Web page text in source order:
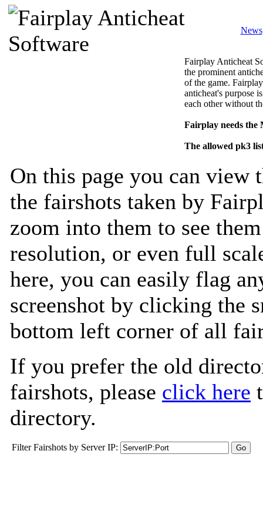
News
Fairplay Anticheat
the prominent
of the game.
anticheat's purpose
each other without
Fairplay needs
The allowed pk3
On this page you can view
the fairshots taken by
zoom into them to see
resolution, or even full
here, you can easily flag
screenshot by clicking the
bottom left corner of all
If you prefer the old
fairshots, please click here
directory.
Filter Fairshots by Server IP: